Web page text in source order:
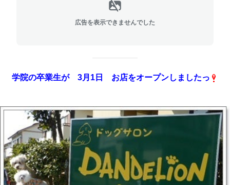
広告を表示できませんでした
学院の卒業生が 3月1日 お店をオープンしましたっ